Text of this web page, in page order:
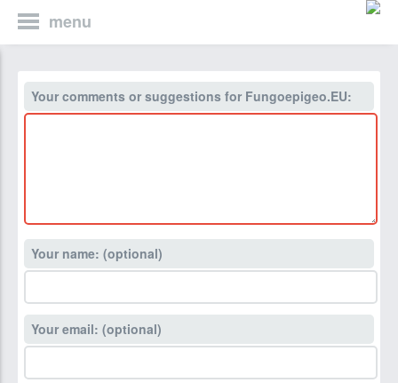
menu
Your comments or suggestions for Fungoepigeo.EU:
Your name: (optional)
Your email: (optional)